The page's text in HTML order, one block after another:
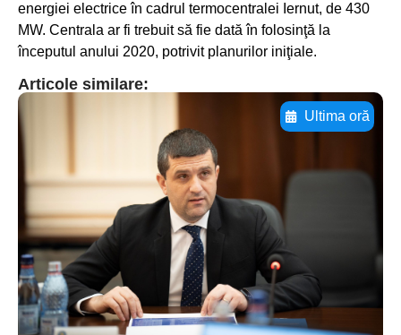
energiei electrice în cadrul termocentralei Iernut, de 430
MW. Centrala ar fi trebuit să fie dată în folosinţă la
începutul anului 2020, potrivit planurilor iniţiale.
Articole similare:
Ultima oră
Adaugă aici textul pentru
subtitluAdaugă aici
textul pentru
subtitluAdaugă aici
textul pentru
subtitluAdaugă aici
textul pentru subti